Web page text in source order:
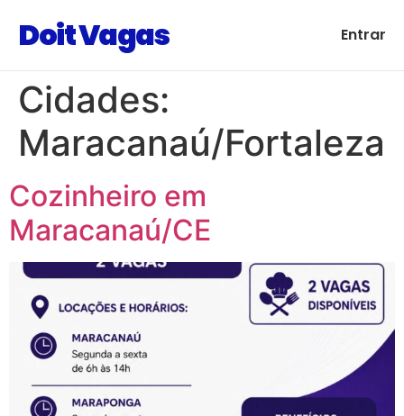
Doit Vagas Entrar
Cidades:
Maracanaú/Fortaleza
Cozinheiro em
Maracanaú/CE